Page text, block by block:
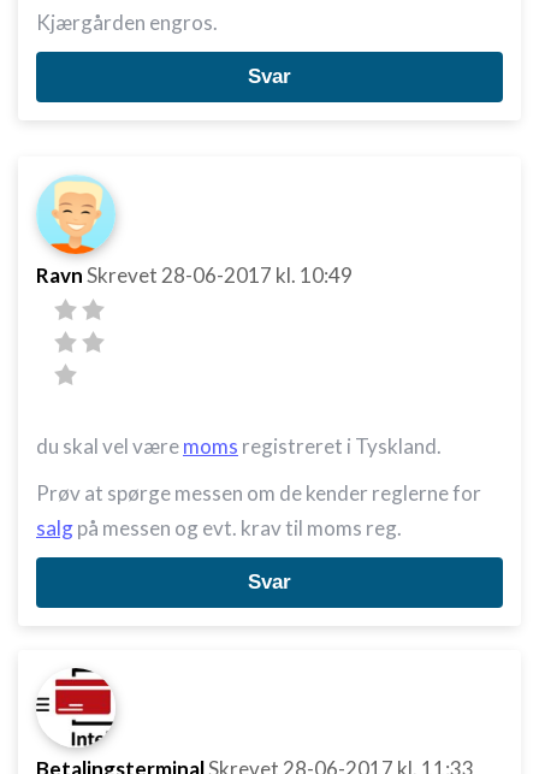
Kjærgården engros.
Svar
RavnSkrevet 28-06-2017 kl. 10:49
du skal vel væremoms registreret i Tyskland.
Prøv at spørge messen om de kender reglerne for
salgpå messen og evt. krav til moms reg.
Svar
BetalingsterminalSkrevet 28-06-2017 kl. 11:33